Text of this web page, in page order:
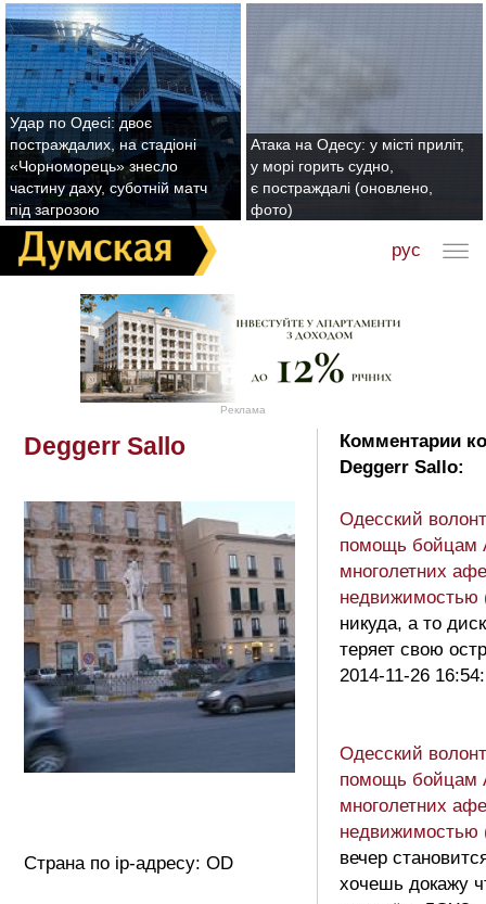
Удар по Одесі: двоє
постраждалих, на стадіоні
«Чорноморець» знесло
частину даху, суботній матч
під загрозою
Атака на Одесу: у місті приліт,
у морі горить судно,
є постраждалі (оновлено,
фото)
рус
Реклама
Deggerr Sallo
Страна по ip-адресу: OD
Комментарии
Deggerr Sallo:
Одесский
помощь бойцам
многолетних
недвижимостью
никуда, а то
теряет свою
2014-11-26
Одесский
помощь бойцам
многолетних
недвижимостью
вечер
хочешь докажу